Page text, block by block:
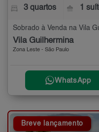
3 quartos 1
Sobrado à Venda na Vila
Vila Guilhermina
Zona Leste - São Paulo
WhatsApp
Breve lançamento